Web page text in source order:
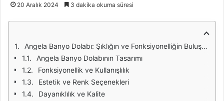
20 Aralık 2024 3 dakika okuma süresi
Angela Banyo Dolabı: Şıklığın ve Fonksiyonelliğin Buluşması
Angela Banyo Dolabının Tasarımı
Fonksiyonellik ve Kullanışlılık
Estetik ve Renk Seçenekleri
Dayanıklılık ve Kalite